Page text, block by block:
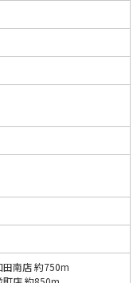
田南店 約750m